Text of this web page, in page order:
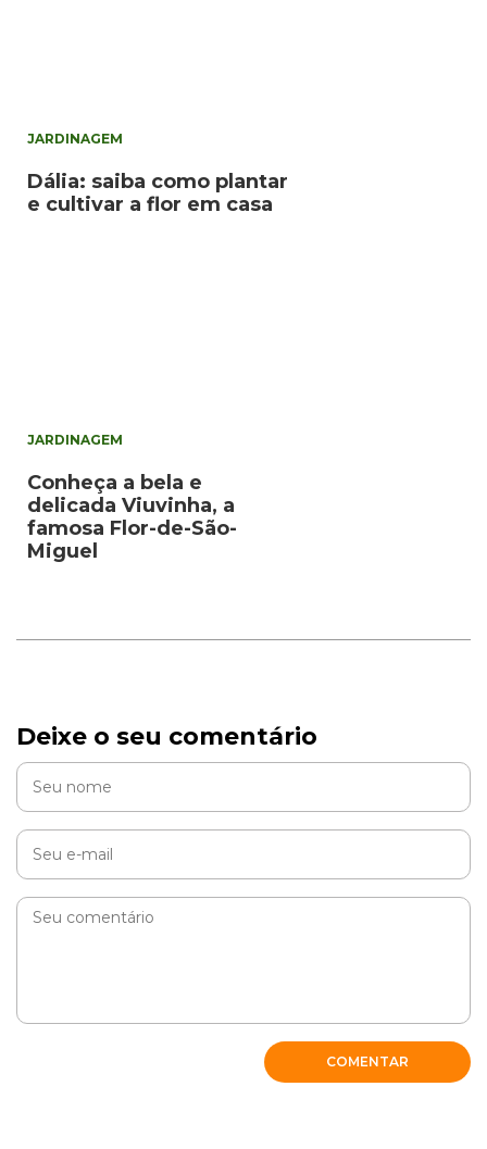
JARDINAGEM
Dália: saiba como plantar
e cultivar a flor em casa
JARDINAGEM
Conheça a bela e
delicada Viuvinha, a
famosa Flor-de-São-
Miguel
Deixe o seu comentário
COMENTAR